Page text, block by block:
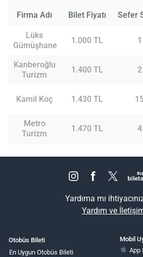
Firma Adı Bilet Fiyatı Sefer
Lüks
Gümüşhane
1.000 TL 1
Kanberoğlu
Turizm
1.400 TL 2
Kamil Koç 1.430 TL
Metro
Turizm
1.470 TL 4
Yardıma mı
Yardım ve
Otobüs Bileti
En Uygun Otobüs Bileti
Mobil
App